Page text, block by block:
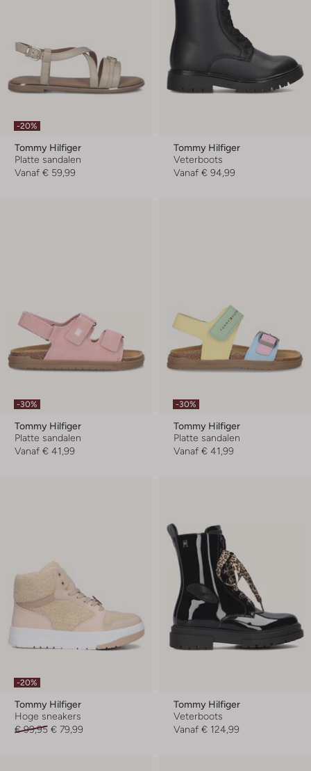
-20%
Tommy Hilfiger
Platte sandalen
Vanaf € 59,99
Tommy Hilfiger
Veterboots
Vanaf € 94,99
-30%
Tommy Hilfiger
Platte sandalen
Vanaf € 41,99
-30%
Tommy Hilfiger
Platte sandalen
Vanaf € 41,99
-20%
Tommy Hilfiger
Hoge sneakers
€ 99,95 € 79,99
Tommy Hilfiger
Veterboots
Vanaf € 124,99